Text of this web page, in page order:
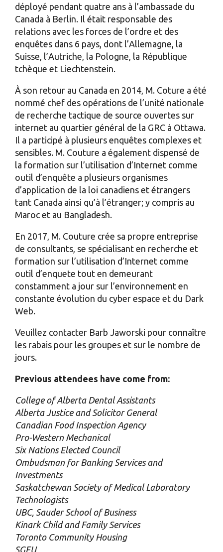
déployé pendant quatre ans à l’ambassade du
Canada à Berlin. Il était responsable des
relations avec les forces de l’ordre et des
enquêtes dans 6 pays, dont l’Allemagne, la
Suisse, l’Autriche, la Pologne, la République
tchèque et Liechtenstein.
À son retour au Canada en 2014, M. Coture a été
nommé chef des opérations de l’unité nationale
de recherche tactique de source ouvertes sur
internet au quartier général de la GRC à Ottawa.
Il a participé à plusieurs enquêtes complexes et
sensibles. M. Couture a également dispensé de
la formation sur l’utilisation d’Internet comme
outil d’enquête a plusieurs organismes
d’application de la loi canadiens et étrangers
tant Canada ainsi qu’à l’étranger; y compris au
Maroc et au Bangladesh.
En 2017, M. Couture crée sa propre entreprise
de consultants, se spécialisant en recherche et
formation sur l’utilisation d’Internet comme
outil d’enquete tout en demeurant
constamment a jour sur l’environnement en
constante évolution du cyber espace et du Dark
Web.
Veuillez contacter Barb Jaworski pour connaître
les rabais pour les groupes et sur le nombre de
jours.
Previous attendees have come from:
College of Alberta Dental Assistants
Alberta Justice and Solicitor General
Canadian Food Inspection Agency
Pro-Western Mechanical
Six Nations Elected Council
Ombudsman for Banking Services and
Investments
Saskatchewan Society of Medical Laboratory
Technologists
UBC, Sauder School of Business
Kinark Child and Family Services
Toronto Community Housing
SGEU